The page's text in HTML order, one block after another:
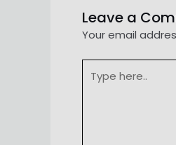
Leave a
Your email
here..